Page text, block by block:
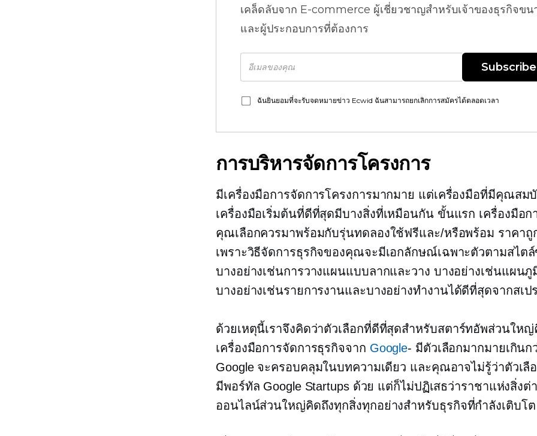
เคล็ดลับจาก E-commerce ผู้เชี่ยวชาญสำหรับเจ้าของธุรกิจขน
และผู้ประกอบการที่ต้องการ
Subscribe
ฉันยินยอมที่จะรับจดหมายข่าว Ecwid ฉันสามารถยกเลิกการสมัครได้ตลอดเวลา
การบริหารจัดการโครงการ
มีเครื่องมือการจัดการโครงการมากมาย แต่เครื่องมือที่มีคุณสม
เครื่องมือเริ่มต้นที่ดีที่สุดมีบางสิ่งที่เหมือนกัน ขั้นแรก เครื่องมือก
คุณเลือกควรมาพร้อมกับรุ่นทดลองใช้ฟรีและ/หรือพร้อม ราคาถู
เพราะวิธีจัดการธุรกิจของคุณจะมีเอกลักษณ์เฉพาะตัวตามสไต
บางอย่างเช่นการวางแผนแบบลากและวาง บางอย่างเช่นแผน
บางอย่างเช่นรายการงานและบางอย่างทำงานได้ดีที่สุดจากสเป
ด้วยเหตุนี้เราจึงคิดว่าตัวเลือกที่ดีที่สุดสำหรับสตาร์ทอัพส่วนให
เครื่องมือการจัดการธุรกิจจาก Google- มีตัวเลือกมากมายเกินก
Google จะครอบคลุมในบทความเดียว และคุณอาจไม่รู้ว่าตัวเลื
มีพอร์ทัล Google Startups ด้วย แต่ก็ไม่ปฏิเสธว่าราชาแห่งสิ่งต่
ออนไลน์ส่วนใหญ่คิดถึงทุกสิ่งทุกอย่างสำหรับธุรกิจที่กำลังเติบโต